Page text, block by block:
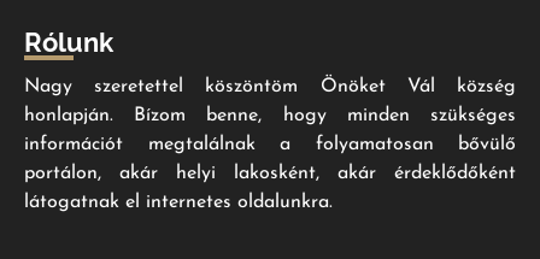
Rólunk
Nagy szeretettel köszöntöm Önöket Vál község
honlapján. Bízom benne, hogy minden szükséges
információt megtalálnak a folyamatosan bővülő
portálon, akár helyi lakosként, akár érdeklődőként
látogatnak el internetes oldalunkra.